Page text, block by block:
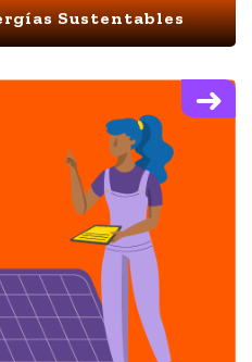
Sustentables